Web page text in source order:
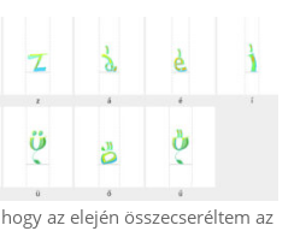
az elején összecseréltem az